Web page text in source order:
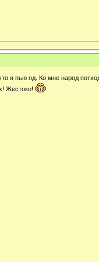
я пью яд. Ко мне народ
Жестоко!